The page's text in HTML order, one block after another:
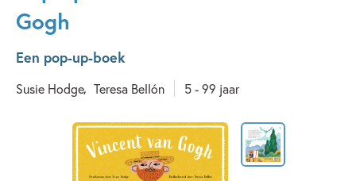
Gogh
Een pop-up-boek
Susie Hodge Teresa Bellón 5 - 99 jaar